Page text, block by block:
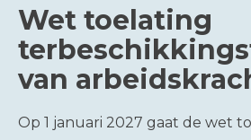
Wet toelating
van
Op 1 januari 2027 gaat de wet